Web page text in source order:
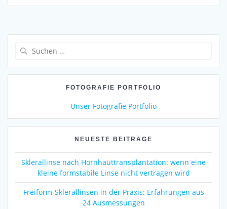
FOTOGRAFIE PORTFOLIO
Unser Fotografie Portfolio
NEUESTE BEITRÄGE
Sklerallinse nach Hornhauttransplantation: wenn eine
kleine formstabile Linse nicht vertragen wird
Freiform-Sklerallinsen in der Praxis: Erfahrungen aus
24 Ausmessungen